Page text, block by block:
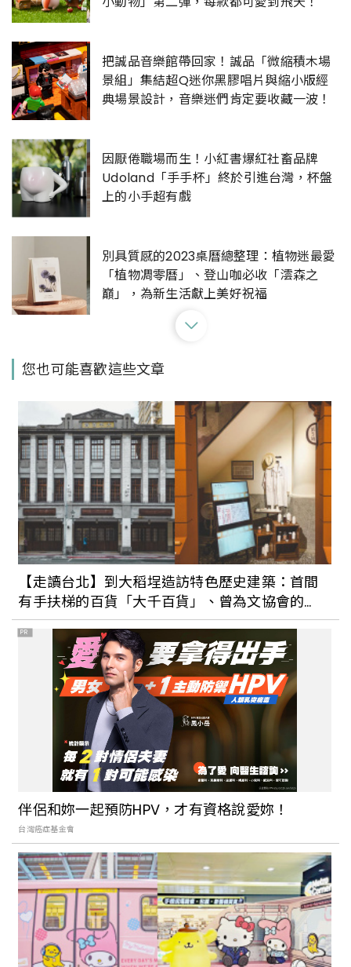
把誠品音樂館帶回家！誠品「微縮積木場
景組」集結超Q迷你黑膠唱片與縮小版經
典場景設計，音樂迷們肯定要收藏一波！
因厭倦職場而生！小紅書爆紅社畜品牌
Udoland「手手杯」終於引進台灣，杯盤
上的小手超有戲
別具質感的2023桌曆總整理：植物迷最愛
「植物凋零曆」、登山咖必收「澐森之
巔」，為新生活獻上美好祝福
IKEA、HOLA紛紛在初秋推出「暖色系」
2022聖誕倒數月曆來了！Dior、潘海利
根、Jo Malone紛紛推夢幻香氛、美妝組
合，陪你驚喜度過12月的每一天
露營必備美型家電推薦！藍牙喇叭瞬間炒
熱氣氛、超美露營燈溫暖又療癒，化身質
感系Outdoor咖就靠它們！
邊搭車邊抓野生寶可夢！全新「寶可夢大
師球」造型悠遊卡可愛登場，逼卡還會亮
燈也太酷！
「露營界的無印良品」正式登台！多功能
設計、少見黑白灰色調帳篷，3大特色認識
日本極簡戶外品牌muraco
換手機就來這買殼！高質感手機殼品牌總
整理：可愛、極簡、Y2K復古風都有，還
能把載具條碼印上去！
您也可能喜歡這些文章
【走讀台北】到大稻埕造訪特色歷史建築：首間
有手扶梯的百貨「大千百貨」、曾為文協會的
「大安醫院」
PR
伴侶和妳一起預防HPV，才有資格說愛妳！
台灣癌症基金會